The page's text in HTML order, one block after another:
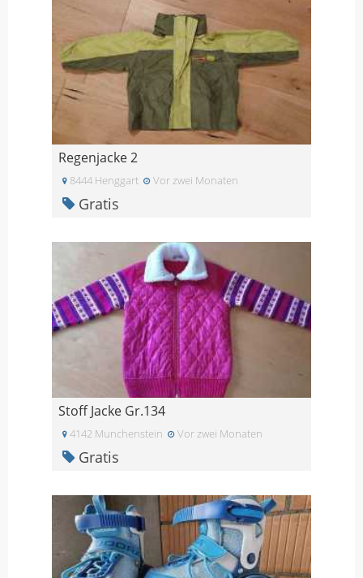
Regenjacke 2
8444 Henggart Vor zwei Monaten
Gratis
Stoff Jacke Gr.134
4142 Munchenstein Vor zwei Monaten
Gratis